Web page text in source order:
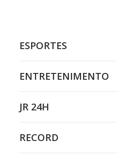
ESPORTES
ENTRETENIMENTO
JR 24H
RECORD